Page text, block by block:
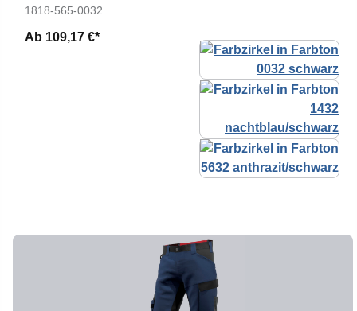
1818-565-0032
Ab 109,17 €*